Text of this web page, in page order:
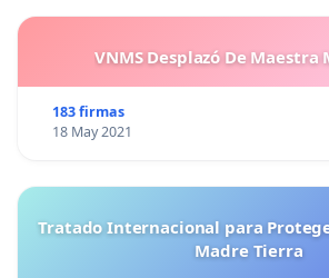
VNMS Desplazó De Maestra
183 firmas
18 May 2021
Tratado Internacional para
Madre Tierra